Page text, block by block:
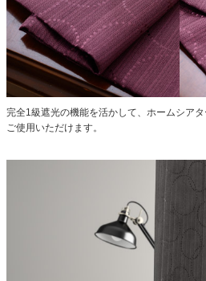
完全1級遮光の機能を活かして、ホームシア
ご使用いただけます。